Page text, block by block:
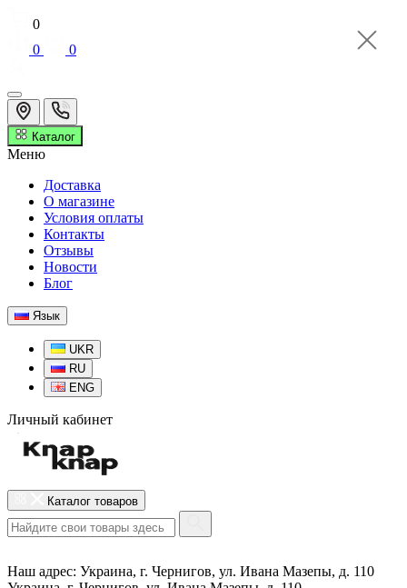
0
0
0
Каталог
Меню
Доставка
О магазине
Условия оплаты
Контакты
Отзывы
Новости
Блог
Язык
UKR
RU
ENG
Личный кабинет
Каталог товаров
Наш адрес: Украина, г. Чернигов, ул. Ивана Мазепы, д. 110